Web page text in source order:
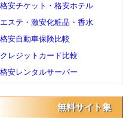
格安チケット・格安ホテル
エステ・激安化粧品・香水
格安自動車保険比較
クレジットカード比較
格安レンタルサーバー
無料サイト集